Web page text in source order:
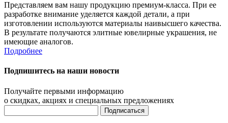
Представляем вам нашу продукцию премиум-класса. При ее
разработке внимание уделяется каждой детали, а при
изготовлении используются материалы наивысшего качества.
В результате получаются элитные ювелирные украшения, не
имеющие аналогов.
Подробнее
Подпишитесь на наши новости
Получайте первыми информацию
о скидках, акциях и специальных предложениях